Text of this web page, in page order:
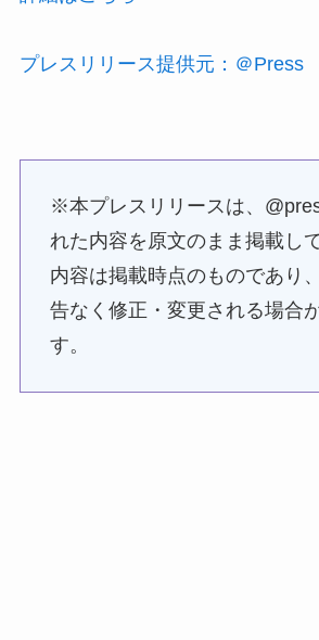
プレスリリース提供元：＠Press
※本プレスリリースは、
れた内容を原文のまま掲載し
内容は掲載時点のものであり
告なく修正・変更される場合
す。